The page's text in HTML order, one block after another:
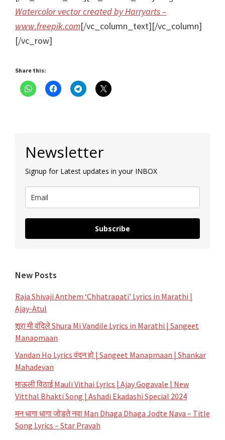
Watercolor vector created by Harryarts –
www.freepik.com[/vc_column_text][/vc_column]
[/vc_row]
Share this:
Sidebar
Newsletter
Signup for Latest updates in your INBOX
Subscribe
New Posts
Raja Shivaji Anthem ‘Chhatrapati’ Lyrics in Marathi |
Ajay-Atul
शूरा मी वंदिले Shura Mi Vandile Lyrics in Marathi | Sangeet
Manapmaan
Vandan Ho Lyrics वंदन हो | Sangeet Manapmaan | Shankar
Mahadevan
माऊली विठाई Mauli Vithai Lyrics | Ajay Gogavale | New
Vitthal Bhakti Song | Ashadi Ekadashi Special 2024
मन धागा धागा जोडते नवा Man Dhaga Dhaga Jodte Nava – Title
Song Lyrics – Star Pravah